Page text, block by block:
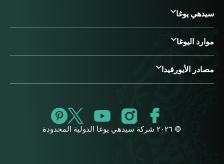
سيدهي يوغا
موارد اليوغا
مصادر الأيورفيدا
© ٢٠٢٦ شركة سيدهي يوغا الدولية المحدودة